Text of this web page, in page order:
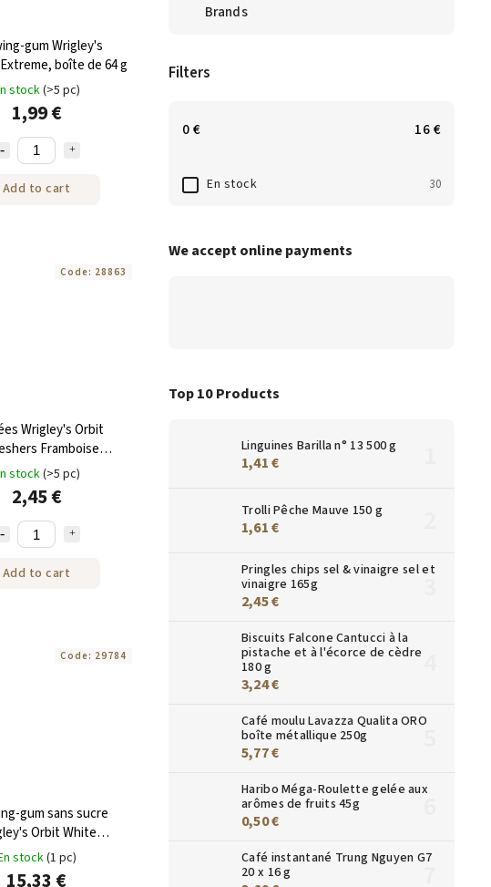
Brands
Filters
0€ 16€
En stock 30
We accept online payments
Top 10 Products
Linguines Barilla n° 13 500 g
1,41 €
Trolli Pêche Mauve 150 g
1,61 €
Pringles chips sel & vinaigre sel et
vinaigre 165g
2,45 €
Biscuits Falcone Cantucci à la
pistache et à l'écorce de cèdre
180 g
3,24 €
Café moulu Lavazza Qualita ORO
boîte métallique 250g
5,77 €
Haribo Méga-Roulette gelée aux
arômes de fruits 45g
0,50 €
Café instantané Trung Nguyen G7
20 x 16 g
gum Wrigley's
boîte de 64 g
stock(>5 pc)
1,99 €
Add to cart
Wrigley's Orbit
Framboise
en boîte de 67 g
stock(>5 pc)
2,45 €
Add to cart
Code: 28863
gum sans sucre
Orbit White
boîte de 30 pièces
de 14 g
stock(1 pc)
15,33 €
Code: 29784